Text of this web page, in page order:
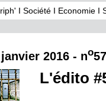
I Société I Economie I
2016 - no57
L'édito